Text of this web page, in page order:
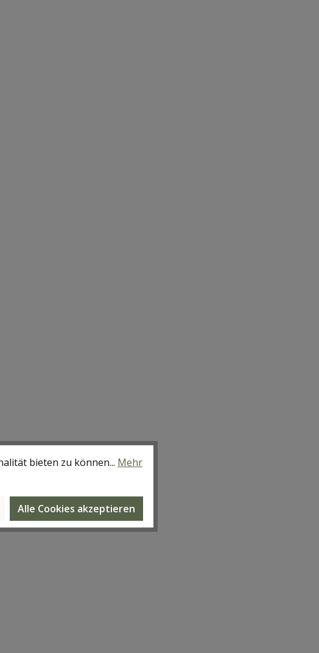
bieten zu können... Mehr
Alle Cookies akzeptieren